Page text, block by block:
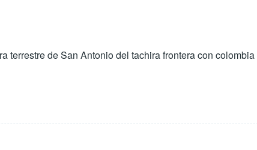
terrestre de San Antonio del tachira frontera con colombia